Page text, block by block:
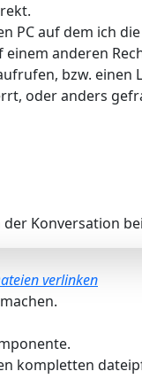
PC auf dem ich
einem anderen
bzw.
oder anders
der Konversation
verlinken
kompletten